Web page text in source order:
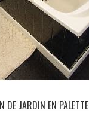
DE JARDIN EN PALETTE